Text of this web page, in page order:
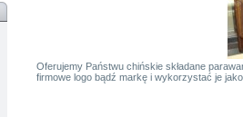
Oferujemy Państwu chińskie składane
firmowe logo bądź markę i wykorzystać je